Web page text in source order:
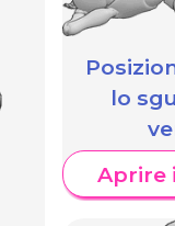
lo
Aprire